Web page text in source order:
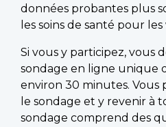
données probantes plus
les soins de santé pour
Si vous y participez, vous
sondage en ligne unique
environ 30 minutes.
le sondage et y revenir à
sondage comprend des